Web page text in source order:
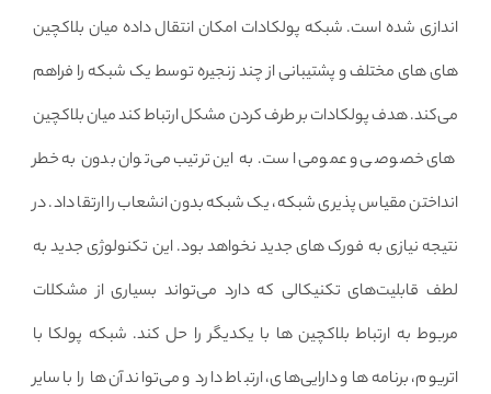
اندازی شده است. شبکه پولکادات امکان انتقال داده میان بلاکچین
های های مختلف و پشتیبانی از چند زنجیره توسط یک شبکه را فراهم
می‌کند. هدف پولکادات بر طرف کردن مشکل ارتباط کند میان بلاکچین
های خصوصی و عمومی است. به این ترتیب می‌توان بدون به خطر
انداختن مقیاس پذیری شبکه، یک شبکه بدون انشعاب را ارتقا داد. در
نتیجه نیازی به فورک های جدید نخواهد بود. این تکنولوژی جدید به
لطف قابلیت‌های تکنیکالی که دارد می‌تواند بسیاری از مشکلات
مربوط به ارتباط بلاکچین ها با یکدیگر را حل کند. شبکه پولکا با
اتریوم، برنامه‌ها و دارایی‌های، ارتباط دارد و می‌تواند آن‌ها را با سایر